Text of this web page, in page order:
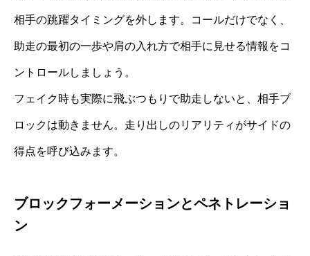
相手の跳躍タイミングを外します。コールだけでなく、
助走の最初の一歩や肩の入れ方で相手に見せる情報をコ
ントロールしましょう。
フェイク時も実際に飛ぶつもりで助走しないと、相手ブ
ロックは動きません。走り出しのリアリティがサイドの
得点を呼び込みます。
ブロックフォーメーションとペネトレーショ
ン